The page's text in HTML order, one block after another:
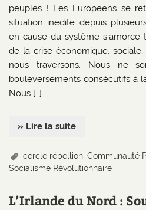
peuples ! Les Européens se
situation inédite depuis
en cause du système
de la crise économique,
nous traversons. Nous ne
bouleversements consécutifs à
Nous […]
» Lire la suite
cercle rébellion ,Communauté
Socialisme Révolutionnaire
L’Irlande du Nord :